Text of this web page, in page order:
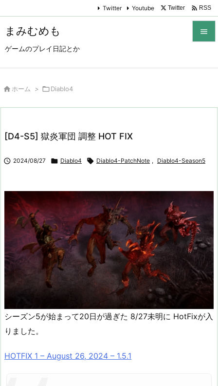
まみむめも
ゲームのプレイ日記とか

検索
Twitter Youtube Twitter  RSS
 ホーム > Diablo4
[D4-S5] 獄炎軍団 調整 HOT FIX
 2024/08/27  Diablo4  Diablo4-PatchNote , Diablo4-Season5
シーズン5が始まって20日が過ぎた 8/27未明に HotFixが入
りました。
HOTFIX 1 – August 26, 2024 – 1.5.1